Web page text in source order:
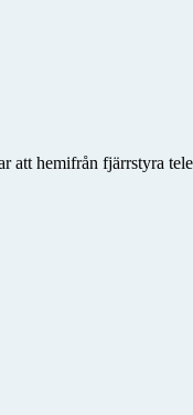
hemifrån fjärrstyra